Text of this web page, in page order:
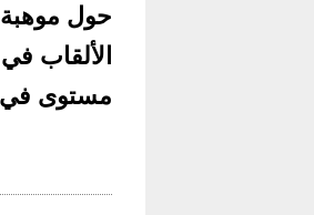
حول موهبة
الألقاب
مستوى في